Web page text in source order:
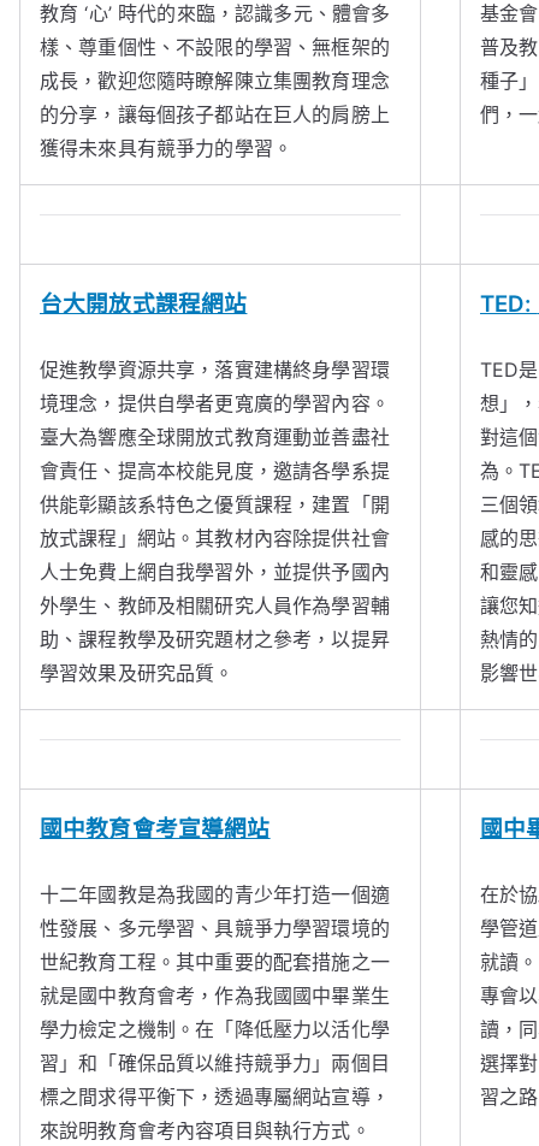
教育 ‘心’ 時代的來臨，認識多元、體會多
樣、尊重個性、不設限的學習、無框架的
成長，歡迎您隨時瞭解陳立集團教育理念
的分享，讓每個孩子都站在巨人的肩膀上
獲得未來具有競爭力的學習。
基金
普及
種子
們，
台大開放式課程網站
促進教學資源共享，落實建構終身學習環
境理念，提供自學者更寬廣的學習內容。
臺大為響應全球開放式教育運動並善盡社
會責任、提高本校能見度，邀請各學系提
供能彰顯該系特色之優質課程，建置「開
放式課程」網站。其教材內容除提供社會
人士免費上網自我學習外，並提供予國內
外學生、教師及相關研究人員作為學習輔
助、課程教學及研究題材之參考，以提昇
學習效果及研究品質。
TED:
TED
想」
對這
為。
三個
感的
和靈
讓您
熱情
影響
國中教育會考宣導網站
十二年國教是為我國的青少年打造一個適
性發展、多元學習、具競爭力學習環境的
世紀教育工程。其中重要的配套措施之一
就是國中教育會考，作為我國國中畢業生
學力檢定之機制。在「降低壓力以活化學
習」和「確保品質以維持競爭力」兩個目
標之間求得平衡下，透過專屬網站宣導，
來說明教育會考內容項目與執行方式。
國中
在於
學管
就讀
專會
讀，
選擇
習之